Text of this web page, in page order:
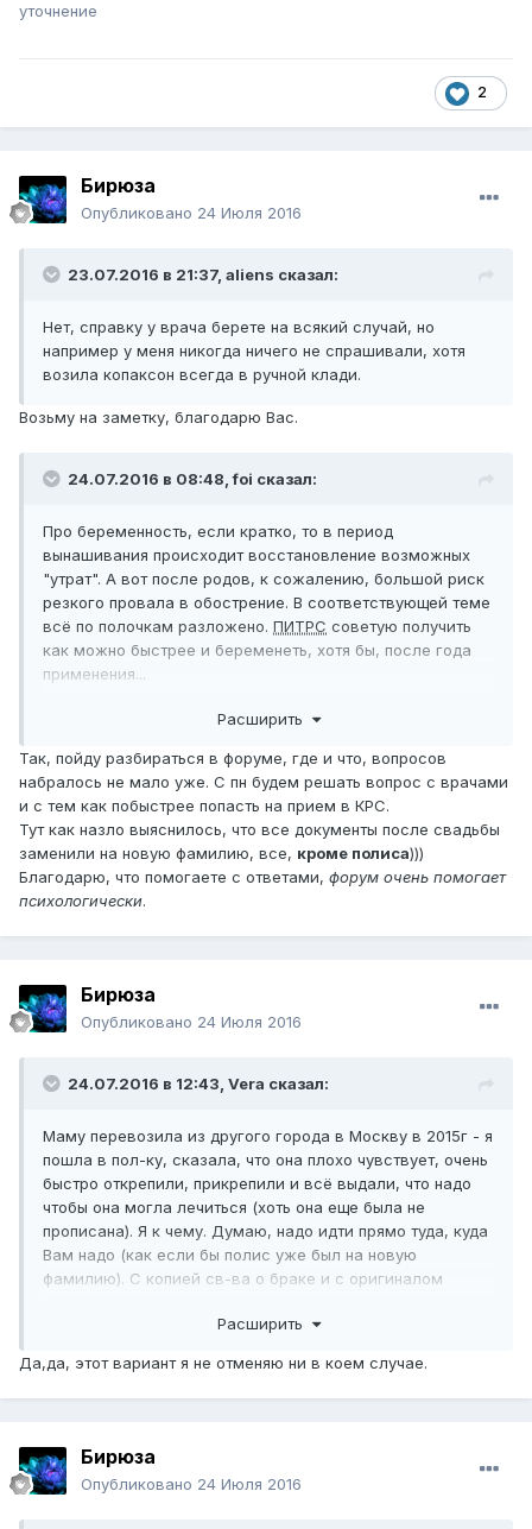
уточнение
2
Бирюза
Опубликовано 24 Июля 2016
23.07.2016 в 21:37, aliens сказал:
Нет, справку у врача берете на всякий случай, но
например у меня никогда ничего не спрашивали, хотя
возила копаксон всегда в ручной клади.
Возьму на заметку, благодарю Вас.
24.07.2016 в 08:48,foi сказал:
Про беременность, если кратко, то в период
вынашивания происходит восстановление возможных
"утрат". А вот после родов, к сожалению, большой риск
резкого провала в обострение. В соответствующей теме
всё по полочкам разложено. ПИТРС советую получить
как можно быстрее и беременеть, хотя бы, после года
применения...
Что касается выезда с лекарством за границу, то для
приёме препарата на русском и французском (перевод
обычный, не апостиль). Справку дали в центрерс,
перевела сама. Один раз на таможне открывали сумку-
холодильник и просили объяснений.
Расширить
Так, пойду разбираться в форуме, где и что, вопросов
набралось не мало уже. С пн будем решать вопрос с врачами
и с тем как побыстрее попасть на прием в КРС.
Тут как назло выяснилось, что все документы после свадьбы
заменили на новую фамилию, все, кроме полиса)))
Благодарю, что помогаете с ответами, форум очень помогает
психологически.
Бирюза
Опубликовано 24 Июля 2016
24.07.2016 в 12:43, Vera сказал:
Маму перевозила из другого города в Москву в 2015г - я
пошла в пол-ку, сказала, что она плохо чувствует, очень
быстро открепили, прикрепили и всё выдали, что надо
чтобы она могла лечиться (хоть она еще была не
прописана). Я к чему. Думаю, надо идти прямо туда, куда
Вам надо (как если бы полис уже был на новую
фамилию). С копией св-ва о браке и с оригиналом
Расширить
Да,да, этот вариант я не отменяю ни в коем случае.
Бирюза
Опубликовано 24 Июля 2016